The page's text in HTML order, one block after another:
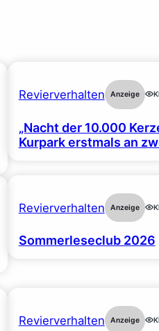
Revierverhalten Anzeige
„Nacht der 10.000
Kurpark erstmals an
Revierverhalten Anzeige
Sommerleseclub 2026
Revierverhalten Anzeige